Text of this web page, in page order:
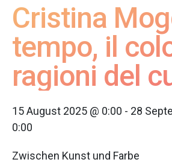
Cristina
tempo, il
ragioni del
15 August 2025 @ 0:00 - 28
0:00
Zwischen Kunst und Farbe